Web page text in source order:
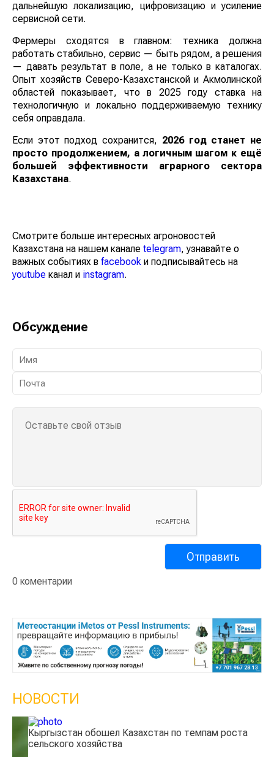
дальнейшую локализацию, цифровизацию и усиление
сервисной сети.
Фермеры сходятся в главном: техника должна
работать стабильно, сервис — быть рядом, а решения
— давать результат в поле, а не только в каталогах.
Опыт хозяйств Северо-Казахстанской и Акмолинской
областей показывает, что в 2025 году ставка на
технологичную и локально поддерживаемую технику
себя оправдала.
Если этот подход сохранится, 2026 год станет не
просто продолжением, а логичным шагом к ещё
большей эффективности аграрного сектора
Казахстана.
Смотрите больше интересных агроновостей
Казахстана на нашем канале telegram, узнавайте о
важных событиях в facebook и подписывайтесь на
youtube канал и instagram.
Обсуждение
0 коментарии
НОВОСТИ
Кыргызстан обошел Казахстан по темпам роста
сельского хозяйства